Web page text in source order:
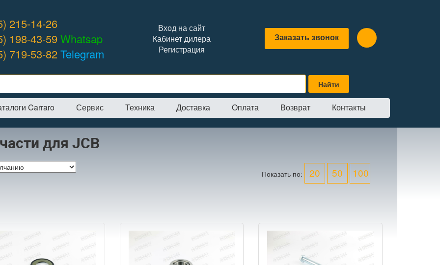
215-14-26
198-43-59Whatsap
719-53-82Telegram
Вход на сайт
Кабинет дилера
Регистрация
Заказать звонок
Carraro Сервис Техника Доставка Оплата Возврат Контакты
→Интернет-магазин →JCB
для JCB
Показать по: 20 50 100